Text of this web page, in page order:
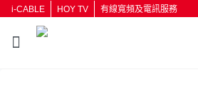
i-CABLE HOY TV 有線寬頻及電訊服務